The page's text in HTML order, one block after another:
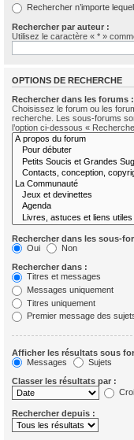
Rechercher n’importe
Rechercher par auteur :
Utilisez le caractère « * »
OPTIONS DE RECHERCHE
Rechercher dans les forums :
Choisissez le forum ou les
recherche. Les sous-forums
l’option ci-dessous «
Rechercher dans les sous-
Oui
Non
Rechercher dans :
Titres et messages
Messages uniquement
Titres uniquement
Premier message des
Afficher les résultats sous
Messages
Sujets
Classer les résultats par :
Rechercher depuis :